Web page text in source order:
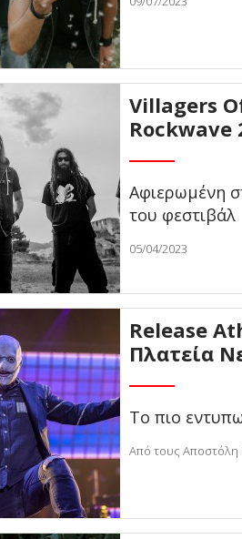
Villagers
Rockwave
Αφιερωμένη
του φεστιβάλ
05/04/2023
Release
Πλατεία
Το πιο
Από τους